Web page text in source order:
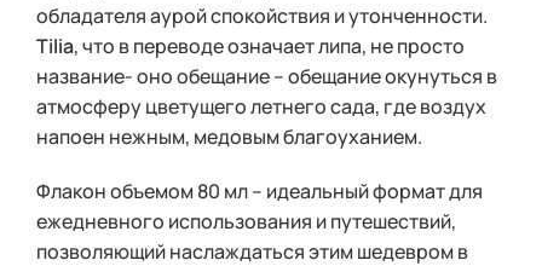
обладателя аурой спокойствия и утонченности.
Tilia, что в переводе означает липа, не просто
название- оно обещание – обещание окунуться в
атмосферу цветущего летнего сада, где воздух
напоен нежным, медовым благоуханием.
Флакон объемом 80 мл – идеальный формат для
ежедневного использования и путешествий,
позволяющий наслаждаться этим шедевром в